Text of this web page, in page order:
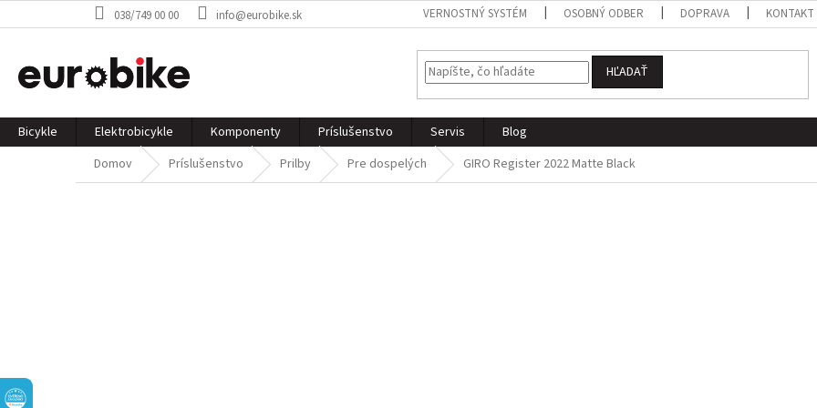
na
038/749 00 00 info@eurobike.sk VERNOSTNÝ SYSTÉM OSOBNÝ ODBER DOPRAVA KONTAKT
HĽADAŤ
Bicykle Elektrobicykle Komponenty Príslušenstvo Servis
Blog
Domov
Príslušenstvo Prilby Pre dospelých GIRO Register 2022 Matte Black